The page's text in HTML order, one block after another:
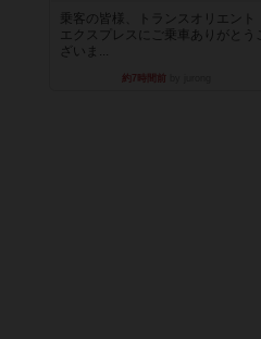
乗客の皆様、トランスオリエント
エクスプレスにご乗車ありがとうご
ざいま...
約7時間前